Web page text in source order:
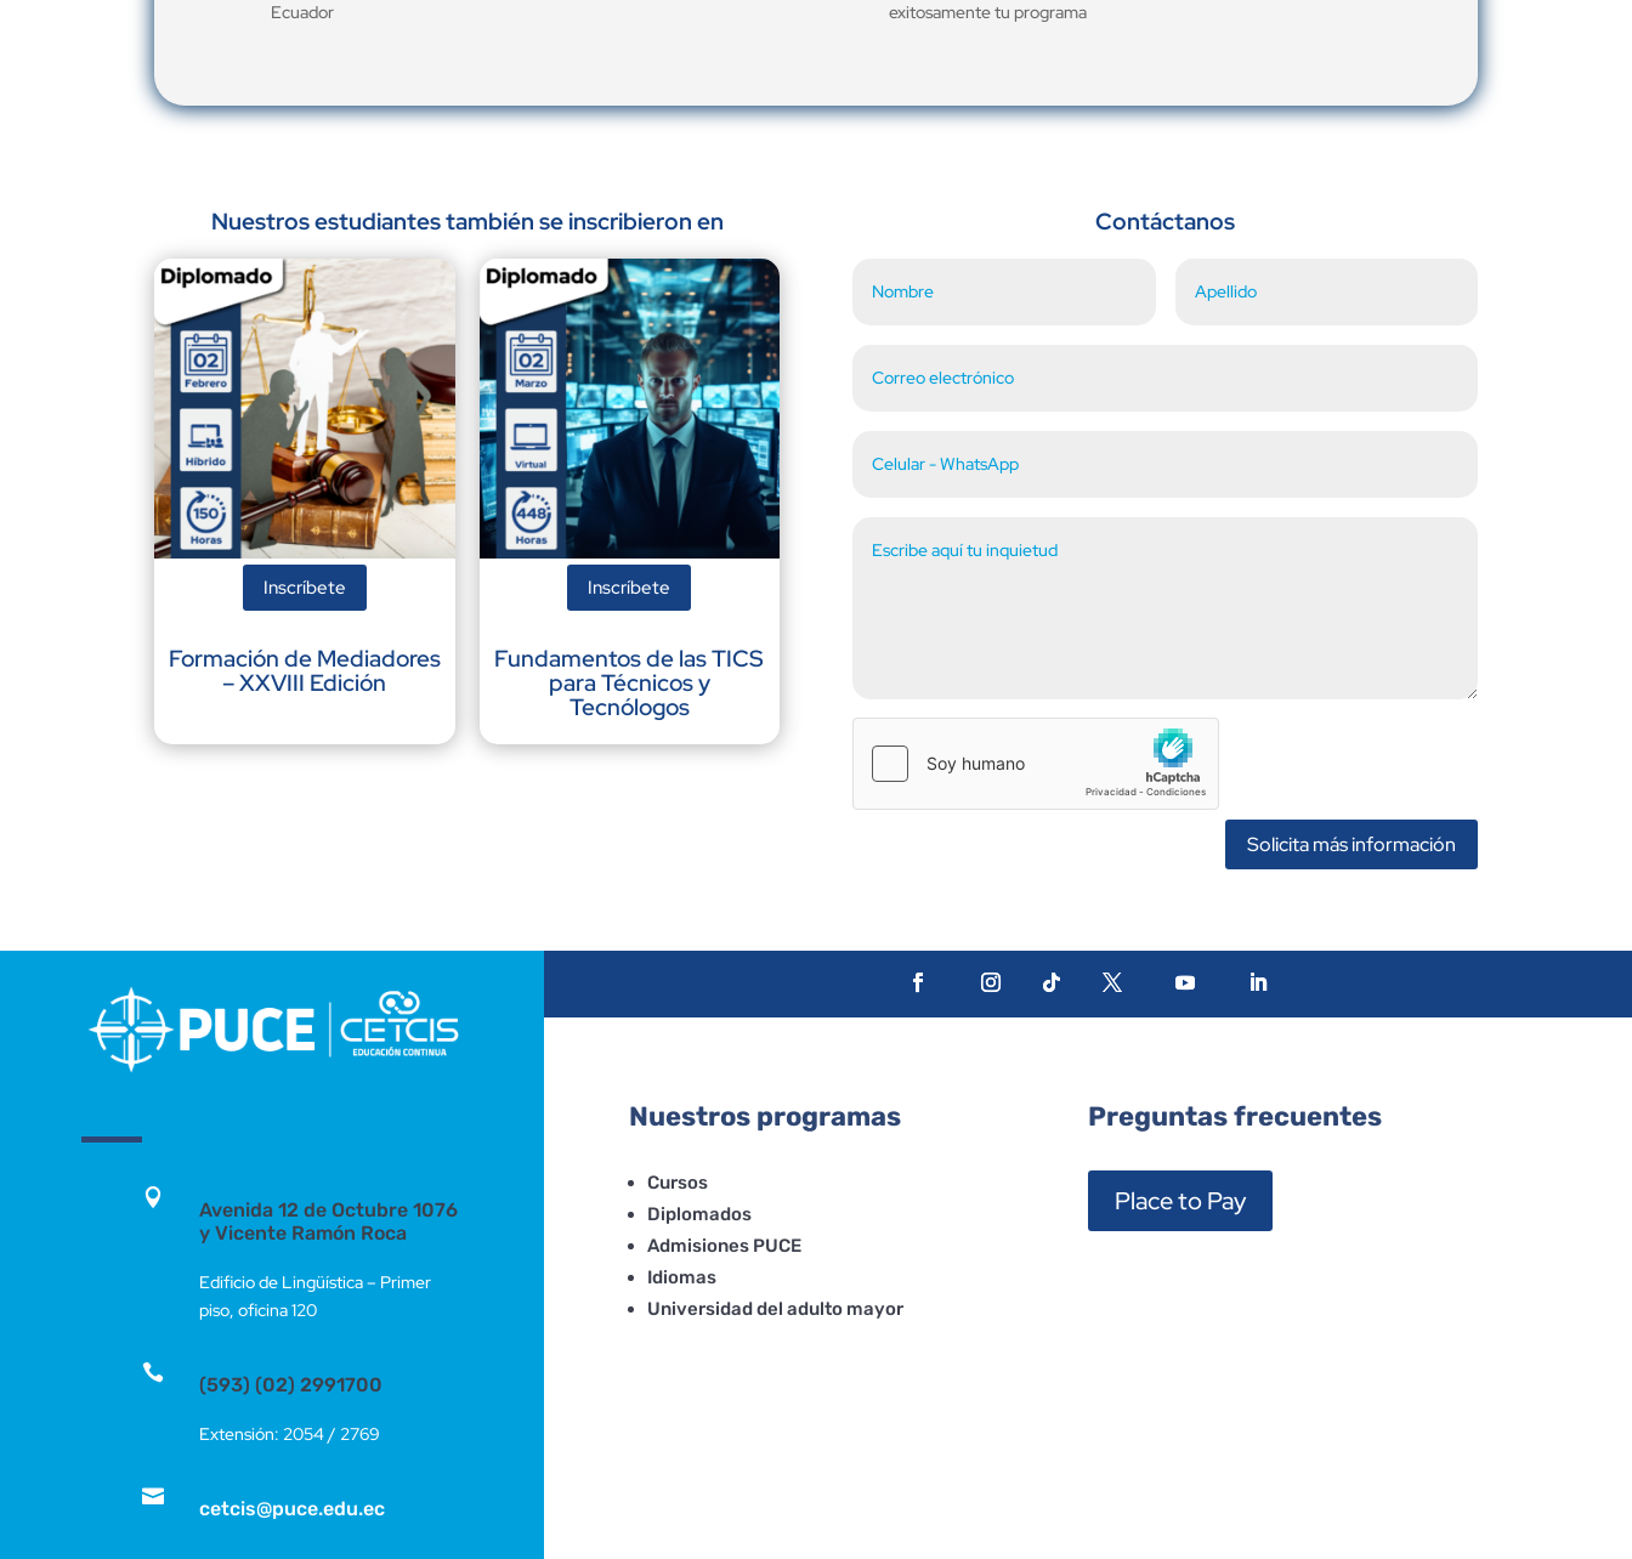
Ecuador
exitosamente tu programa
Nuestros estudiantes también se inscribieron en
Inscríbete
Formación de Mediadores
– XXVIII Edición
Inscríbete
Fundamentos de las TICS
para Técnicos y
Tecnólogos
Contáctanos
Solicita más información

Avenida 12 de Octubre 1076
y Vicente Ramón Roca
Edificio de Lingüística – Primer
piso, oficina 120

(593) (02) 2991700
Extensión: 2054 / 2769

cetcis@puce.edu.ec
Nuestros programas
Cursos
Diplomados
Admisiones PUCE
Idiomas
Universidad del adulto mayor
Preguntas frecuentes
Place to Pay